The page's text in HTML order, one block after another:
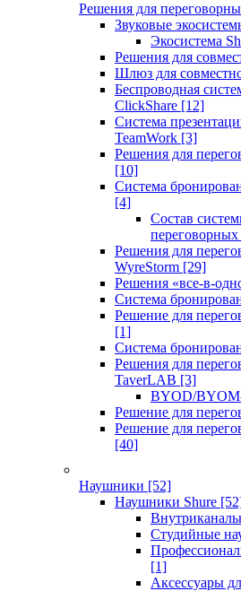
Решения для
Звуковые
Экосистема
Решения для
Шлюз для
Беспроводная
ClickShare [12]
Система
TeamWork [3]
Решения для
[10]
Система
[4]
Состав
переговорных
Решения для
WyreStorm [29]
Решения «все-в-
Система
Решение для
[1]
Система
Решения для
TaverLAB [3]
BYOD/
Решение для
Решение для
[40]
Наушники [52]
Наушники Shure
Студийные
[1]
Аксессуары